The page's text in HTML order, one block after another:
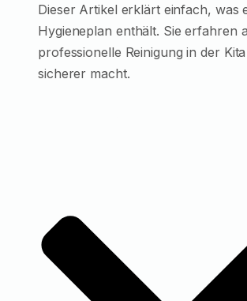
Dieser Artikel erklärt einfach, was
Hygieneplan enthält. Sie erfahren
professionelle Reinigung in der
sicherer macht.